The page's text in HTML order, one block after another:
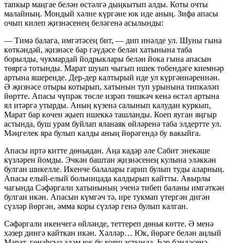
тапкыр маңгае белән өстәлгә дыңкытып алды. Коты очты
малайның. Мондый хәлне күргәне юк иде аның. Зифа апасы
очып килеп җизнәсенең беләгенә асылынды:
— Тимә балага, имгәтәсең бит, — дип инәлде ул. Шуны гына
көткәндәй, җизнәсе бар гәүдәсе белән хатынына таба
борылды, чукмардай йодрыклары белән йока гына апасын
төяргә тотынды. Марат шуып чыгып ишек төбендәге киемнәр
артына яшеренде. Дер-дер калтырый иде ул күргәннәреннән.
Ә җизнәсе отыры котырып, хатынын туп урынына типкәләп
йөртте. Апасы чүпрәк төсле изрәп төшкәч кенә өстәл артына
ял итәргә утырды. Аның күзенә салынып калудан куркып,
Марат бар көчен җыеп ишеккә ташланды. Коеп яуган яңгыр
астында, буш урам буйлап яланаяк өйләренә таба элдертте ул.
Мәңгелек яра булып калды аның йөрәгендә бу вакыйга.
Апасы иртә китте дөньядан. Аңа кадәр әле Сабит энекәше
күзләрен йомды. Эчкән баштан җизнәсенең кулына эләккән
булган шикелле. Икенче балалары гарип булып туды аларның.
Апасы елый-елый больницада калдырып кайтты. Авырлы
чагында Сәфәргали хатынының эченә тибеп баланы имгәткән
булган икән. Апасын күмгәч тә, ире тукмап үтергән дигән
сүзләр йөргән, әмма коры сүзләр генә булып калган.
Сәфәргали икенчегә өйләнде, теттереп дөнья көтте. Ә менә
хәзер дингә кайткан икән. Хәлләр… Юк, йөрәге белән аңлый